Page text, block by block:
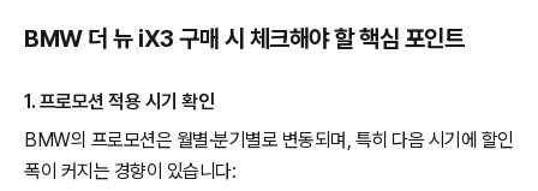
BMW 더 뉴 iX3 구매 시 체크해야 할 핵심 포인트
1. 프로모션 적용 시기 확인
BMW의 프로모션은 월별·분기별로 변동되며, 특히 다음 시기에 할인
폭이 커지는 경향이 있습니다: